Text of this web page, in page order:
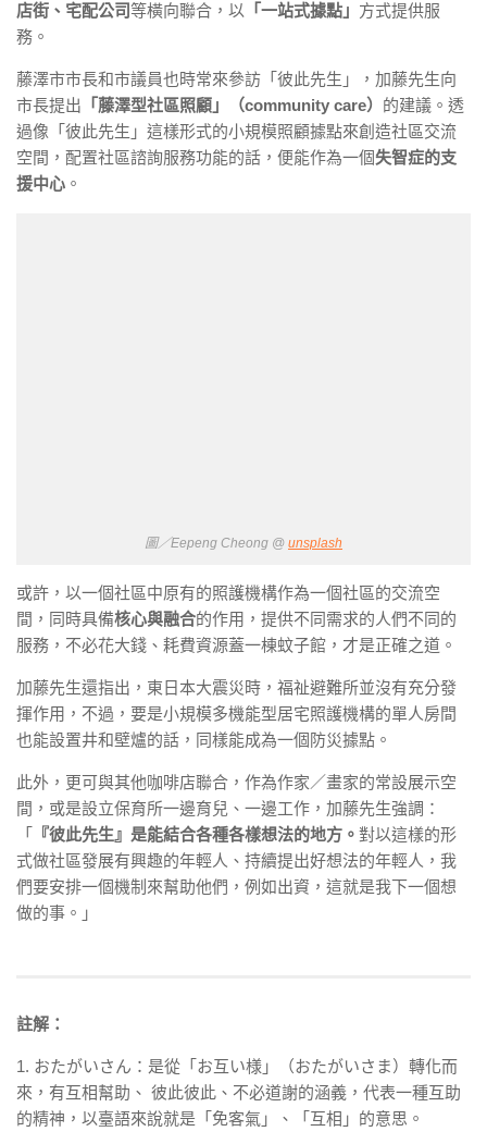
店街、宅配公司等橫向聯合，以 「一站式據點」 方式提供服
務。
藤澤市市長和市議員也時常來參訪「彼此先生」，加藤先生向
市長提出 「藤澤型社區照顧」（community care） 的建議。透
過像「彼此先生」這樣形式的小規模照顧據點來創造社區交流
空間，配置社區諮詢服務功能的話，便能作為一個失智症的支
援中心 。
圖／Eepeng Cheong @ unsplash
或許，以一個社區中原有的照護機構作為一個社區的交流空
間，同時具備核心與融合的作用，提供不同需求的人們不同的
服務，不必花大錢、耗費資源蓋一棟蚊子館，才是正確之道。
加藤先生還指出，東日本大震災時，福祉避難所並沒有充分發
揮作用，不過，要是小規模多機能型居宅照護機構的單人房間
也能設置井和壁爐的話，同樣能成為一個防災據點。
此外，更可與其他咖啡店聯合，作為作家／畫家的常設展示空
間，或是設立保育所一邊育兒、一邊工作，加藤先生強調：
「
『彼此先生』是能結合各種各樣想法的地方。 對以這樣的形
式做社區發展有興趣的年輕人、持續提出好想法的年輕人，我
們要安排一個機制來幫助他們，例如出資，這就是我下一個想
做的事。」
註解：
1. おたがいさん：是從「お互い様」（おたがいさま）轉化而
來，有互相幫助、 彼此彼此、不必道謝的涵義，代表一種互助
的精神，以臺語來說就是「免客氣」、「互相」的意思。